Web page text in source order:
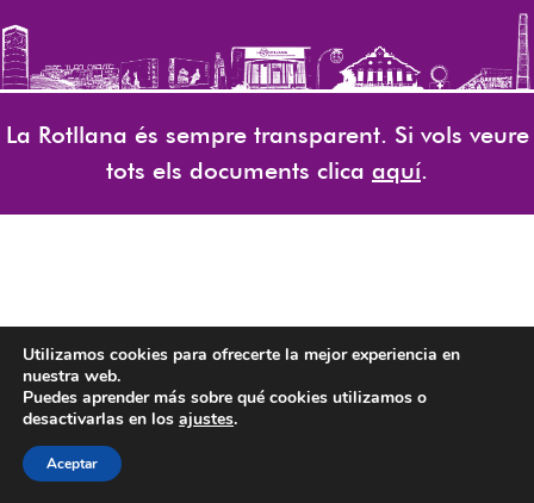
La Rotllana és sempre transparent. Si vols veure
tots els documents clica aquí.
Utilizamos cookies para ofrecerte la mejor experiencia en
nuestra web.
Puedes aprender más sobre qué cookies utilizamos o
desactivarlas en los ajustes.
Aceptar